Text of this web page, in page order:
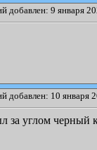
добавлен: 9 января
добавлен: 10 января
за углом черный